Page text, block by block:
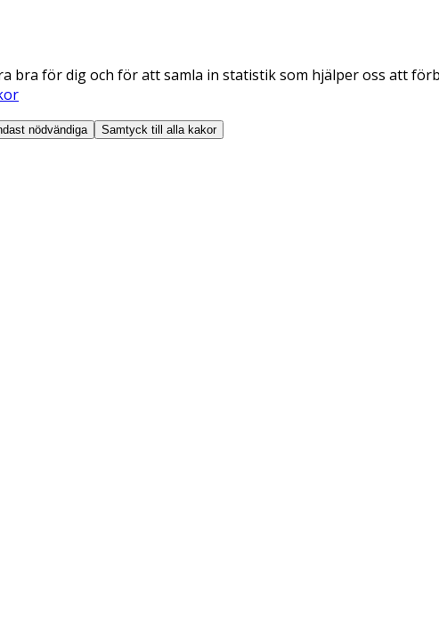
bra för dig och för att samla in statistik som hjälper oss att
nödvändiga Samtyck till alla kakor